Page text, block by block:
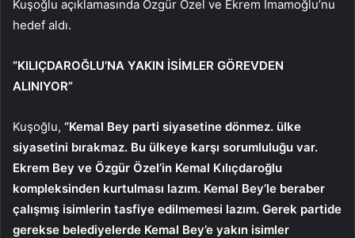
Kuşoğlu açıklamasında Özgür Özel ve Ekrem İmamoğlu’nu
hedef aldı.
“KILIÇDAROĞLU’NA YAKIN İSİMLER GÖREVDEN
ALINIYOR”
Kuşoğlu, “Kemal Bey parti siyasetine dönmez. ülke
siyasetini bırakmaz. Bu ülkeye karşı sorumluluğu var.
Ekrem Bey ve Özgür Özel’in Kemal Kılıçdaroğlu
kompleksinden kurtulması lazım. Kemal Bey’le beraber
çalışmış isimlerin tasfiye edilmemesi lazım. Gerek partide
gerekse belediyelerde Kemal Bey’e yakın isimler